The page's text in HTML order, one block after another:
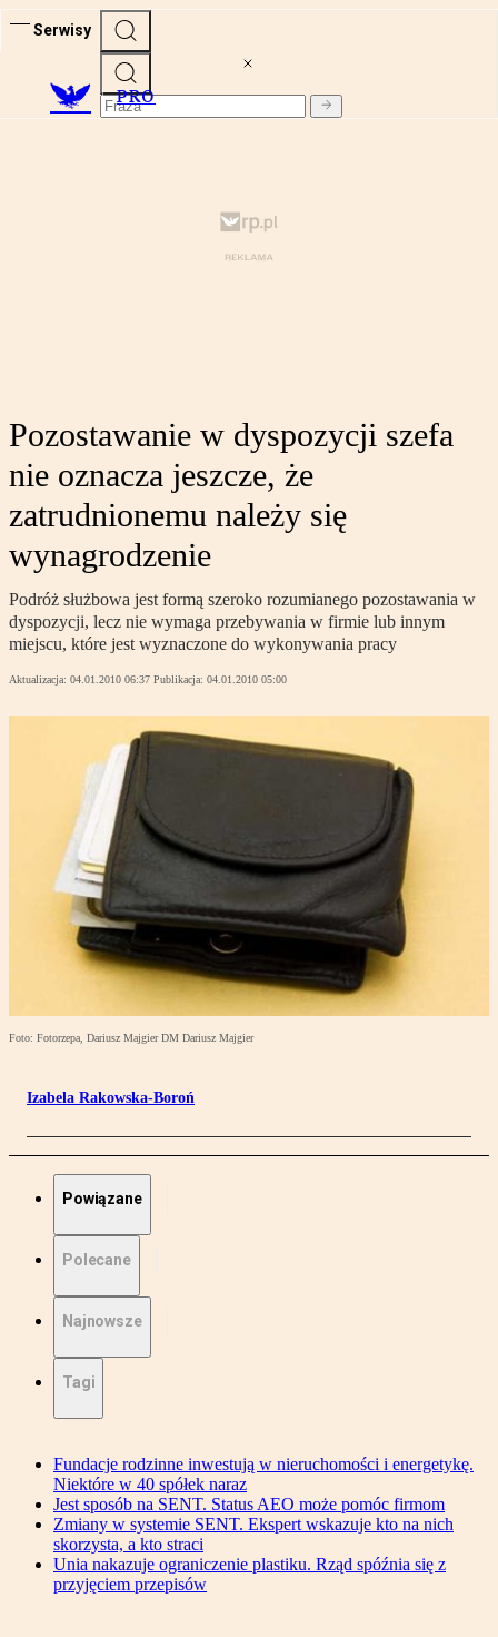
Serwisy
PRO
Pozostawanie w dyspozycji szefa
nie oznacza jeszcze, że
zatrudnionemu należy się
wynagrodzenie
Podróż służbowa jest formą szeroko rozumianego pozostawania w
dyspozycji, lecz nie wymaga przebywania w firmie lub innym
miejscu, które jest wyznaczone do wykonywania pracy
Aktualizacja: 04.01.2010 06:37 Publikacja: 04.01.2010 05:00
Foto: Fotorzepa, Dariusz Majgier DM Dariusz Majgier
Izabela Rakowska-Boroń
Powiązane
Polecane
Najnowsze
Tagi
Fundacje rodzinne inwestują w nieruchomości i energetykę.
Niektóre w 40 spółek naraz
Jest sposób na SENT. Status AEO może pomóc firmom
Zmiany w systemie SENT. Ekspert wskazuje kto na nich
skorzysta, a kto straci
Unia nakazuje ograniczenie plastiku. Rząd spóźnia się z
przyjęciem przepisów